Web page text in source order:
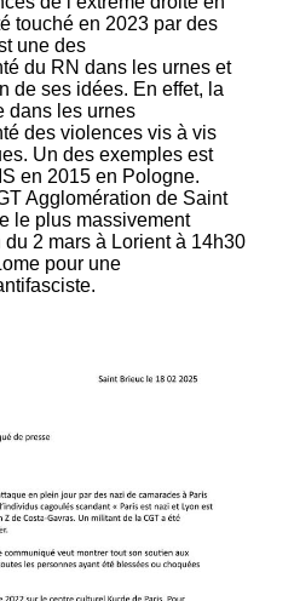
touché en 2023 par des
une des
du RN dans les urnes et
de ses idées. En effet, la
dans les urnes
des violences vis à vis
Un des exemples est
en 2015 en Pologne.
Agglomération de Saint
le plus massivement
2 mars à Lorient à 14h30
pour une